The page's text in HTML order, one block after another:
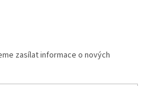
zasílat informace o nových